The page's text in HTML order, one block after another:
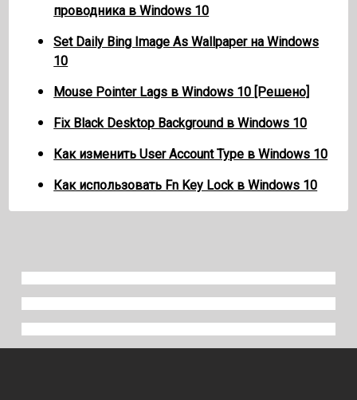
проводника в Windows 10
Set Daily Bing Image As Wallpaper на Windows
10
Mouse Pointer Lags в Windows 10 [Решено]
Fix Black Desktop Background в Windows 10
Как изменить User Account Type в Windows 10
Как использовать Fn Key Lock в Windows 10